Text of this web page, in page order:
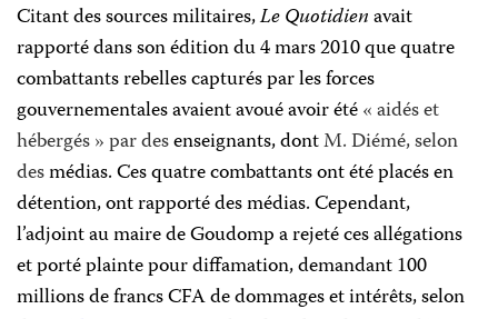
Citant des sources militaires,Le Quotidienavait
rapporté dans son édition du 4 mars 2010 que quatre
combattants rebelles capturés par les forces
gouvernementales avaient avoué avoir été« aidés et
hébergés » par desenseignants, dontM. Diémé, selon
desmédias. Ces quatre combattants ont été placés en
détention, ont rapporté des médias. Cependant,
l’adjoint au maire de Goudomp a rejeté ces allégations
et porté plainte pour diffamation, demandant 100
millions de francs CFA de dommages et intérêts, selon